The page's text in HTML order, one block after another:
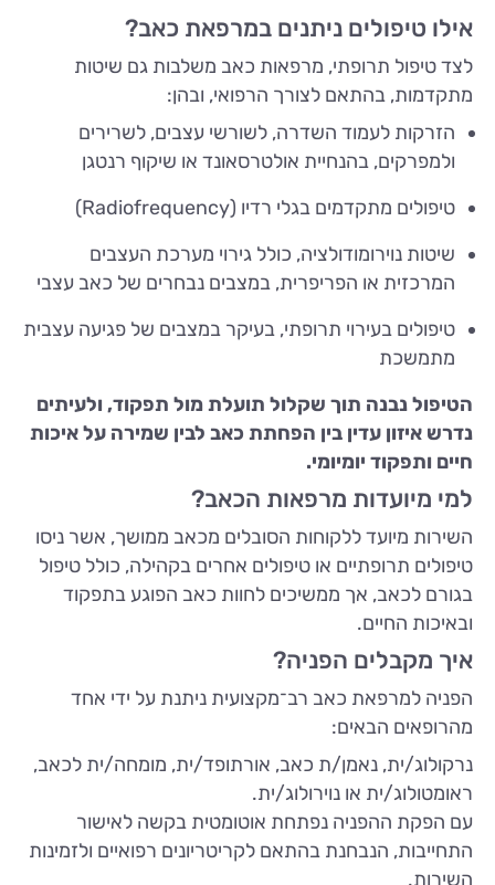
אילו טיפולים ניתנים במרפאת כאב?
לצד טיפול תרופתי, מרפאות כאב משלבות גם שיטות
מתקדמות, בהתאם לצורך הרפואי, ובהן:
הזרקות לעמוד השדרה, לשורשי עצבים, לשרירים
ולמפרקים, בהנחיית אולטרסאונד או שיקוף רנטגן
טיפולים מתקדמים בגלי רדיו (Radiofrequency)
שיטות נוירומודולציה, כולל גירוי מערכת העצבים
המרכזית או הפריפרית, במצבים נבחרים של כאב עצבי
טיפולים בעירוי תרופתי, בעיקר במצבים של פגיעה עצבית
מתמשכת
הטיפול נבנה תוך שקלול תועלת מול תפקוד, ולעיתים
נדרש איזון עדין בין הפחתת כאב לבין שמירה על איכות
חיים ותפקוד יומיומי.
למי מיועדות מרפאות הכאב?
השירות מיועד ללקוחות הסובלים מכאב ממושך, אשר ניסו
טיפולים תרופתיים או טיפולים אחרים בקהילה, כולל טיפול
בגורם לכאב, אך ממשיכים לחוות כאב הפוגע בתפקוד
ובאיכות החיים.
איך מקבלים הפניה?
הפניה למרפאת כאב רב־מקצועית ניתנת על ידי אחד
מהרופאים הבאים:
נרקולוג/ית, נאמן/ת כאב, אורתופד/ית, מומחה/ית לכאב,
ראומטולוג/ית או נוירולוג/ית.
עם הפקת ההפניה נפתחת אוטומטית בקשה לאישור
התחייבות, הנבחנת בהתאם לקריטריונים רפואיים ולזמינות
השירות.